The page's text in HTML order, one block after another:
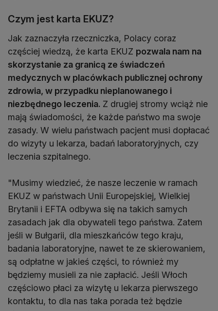
Czym jest karta EKUZ?
Jak zaznaczyła rzeczniczka, Polacy coraz
częściej wiedzą, że karta EKUZ pozwala nam na
skorzystanie za granicą ze świadczeń
medycznych w placówkach publicznej ochrony
zdrowia, w przypadku nieplanowanego i
niezbędnego leczenia. Z drugiej stromy wciąż nie
mają świadomości, że każde państwo ma swoje
zasady. W wielu państwach pacjent musi dopłacać
do wizyty u lekarza, badań laboratoryjnych, czy
leczenia szpitalnego.
"Musimy wiedzieć, że nasze leczenie w ramach
EKUZ w państwach Unii Europejskiej, Wielkiej
Brytanii i EFTA odbywa się na takich samych
zasadach jak dla obywateli tego państwa. Zatem
jeśli w Bułgarii, dla mieszkańców tego kraju,
badania laboratoryjne, nawet te ze skierowaniem,
są odpłatne w jakieś części, to również my
będziemy musieli za nie zapłacić. Jeśli Włoch
częściowo płaci za wizytę u lekarza pierwszego
kontaktu, to dla nas taka porada też będzie